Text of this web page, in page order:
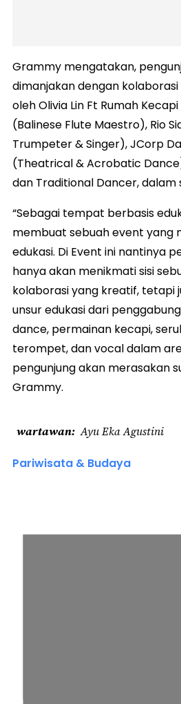
Grammy mengatakan,
dimanjakan dengan
oleh Olivia Lin Ft Rumah
(Balinese Flute Maestro), Rio
Trumpeter & Singer), JCorp
(Theatrical & Acrobatic
dan Traditional Dancer, dalam
“Sebagai tempat berbasis
membuat sebuah event yang
edukasi. Di Event ini nantinya
hanya akan menikmati sisi
kolaborasi yang kreatif, tetapi
unsur edukasi dari
dance, permainan kecapi,
terompet, dan vocal dalam
pengunjung akan merasakan
Grammy.
wartawan Ayu Eka Agustini
Pariwisata & Budaya